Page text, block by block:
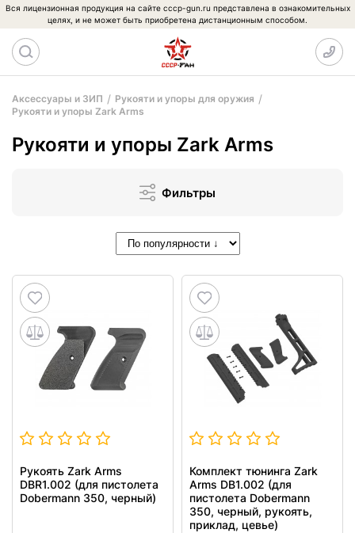
Вся лицензионная продукция на сайте cccp-gun.ru представлена в ознакомительных
целях, и не может быть приобретена дистанционным способом.
Аксессуары и ЗИП
Рукояти и упоры для оружия
Рукояти и упоры Zark Arms
Рукояти и упоры Zark Arms
Фильтры
Рукоять Zark Arms
DBR1.002 (для пистолета
Dobermann 350, черный)
Комплект тюнинга Zark
Arms DB1.002 (для
пистолета Dobermann
350, черный, рукоять,
приклад, цевье)